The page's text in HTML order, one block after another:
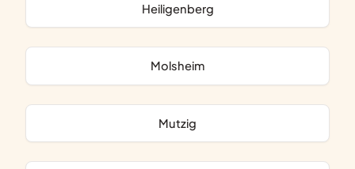
Heiligenberg
Molsheim
Mutzig